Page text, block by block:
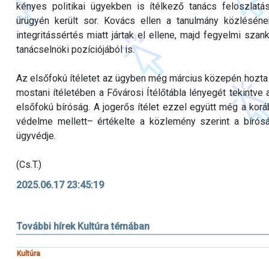
kényes politikai ügyekben is ítélkező tanács
ürügyén került sor. Kovács ellen a tanulmány
integritássértés miatt jártak el ellene, majd fegyelmi
tanácselnöki pozíciójából is.
Az elsőfokú ítéletet az ügyben még március közepén
mostani ítéletében a Fővárosi Ítélőtábla lényegét
elsőfokú bíróság. A jogerős ítélet ezzel együtt még a
védelme mellett– értékelte a közlemény szerint a
ügyvédje.
(Cs.T.)
2025.06.17 23:45:19
További hírek Kultúra témában
Kultúra